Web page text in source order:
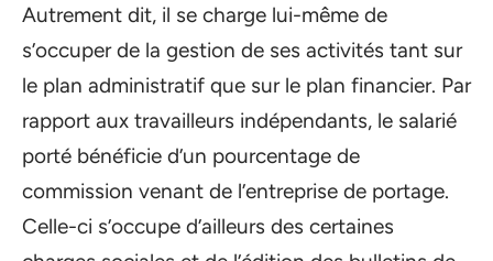
Autrement dit, il se charge lui-même de
s’occuper de la gestion de ses activités tant sur
le plan administratif que sur le plan financier. Par
rapport aux travailleurs indépendants, le salarié
porté bénéficie d’un pourcentage de
commission venant de l’entreprise de portage.
Celle-ci s’occupe d’ailleurs des certaines